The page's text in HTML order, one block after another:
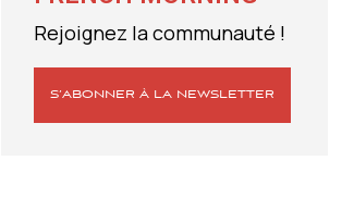
Rejoignez la communauté !
S’ABONNER À LA NEWSLETTER